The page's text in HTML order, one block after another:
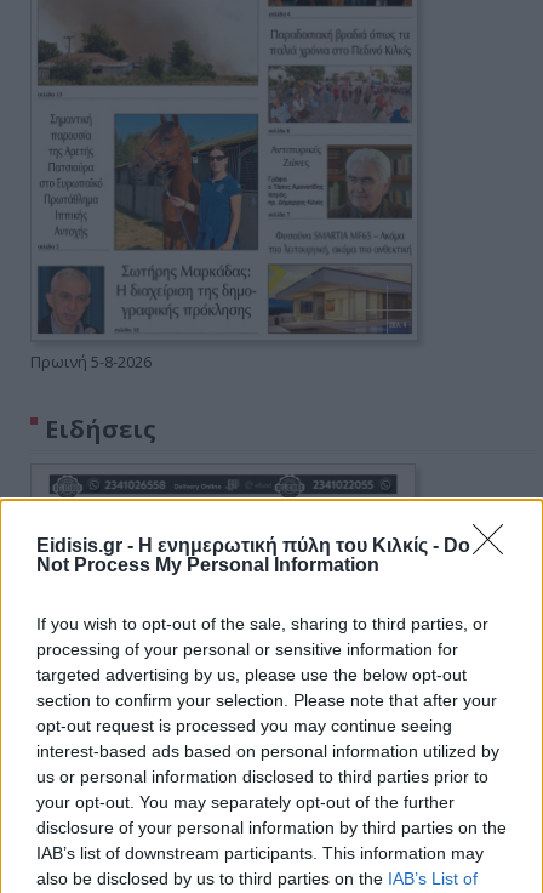
Eidisis.gr - Η ενημερωτική πύλη του Κιλκίς - Do
Not Process My Personal Information
If you wish to opt-out of the sale, sharing to third parties, or
processing of your personal or sensitive information for
targeted advertising by us, please use the below opt-out
section to confirm your selection. Please note that after your
opt-out request is processed you may continue seeing
interest-based ads based on personal information utilized by
us or personal information disclosed to third parties prior to
your opt-out. You may separately opt-out of the further
disclosure of your personal information by third parties on the
IAB’s list of downstream participants. This information may
also be disclosed by us to third parties on the IAB’s List of
Πρωινή 5-8-2026
Ειδήσεις